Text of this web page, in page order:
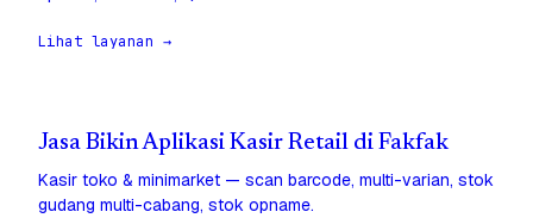
Lihat layanan →
Jasa Bikin Aplikasi Kasir Retail di Fakfak
Kasir toko & minimarket — scan barcode, multi-varian, stok
gudang multi-cabang, stok opname.